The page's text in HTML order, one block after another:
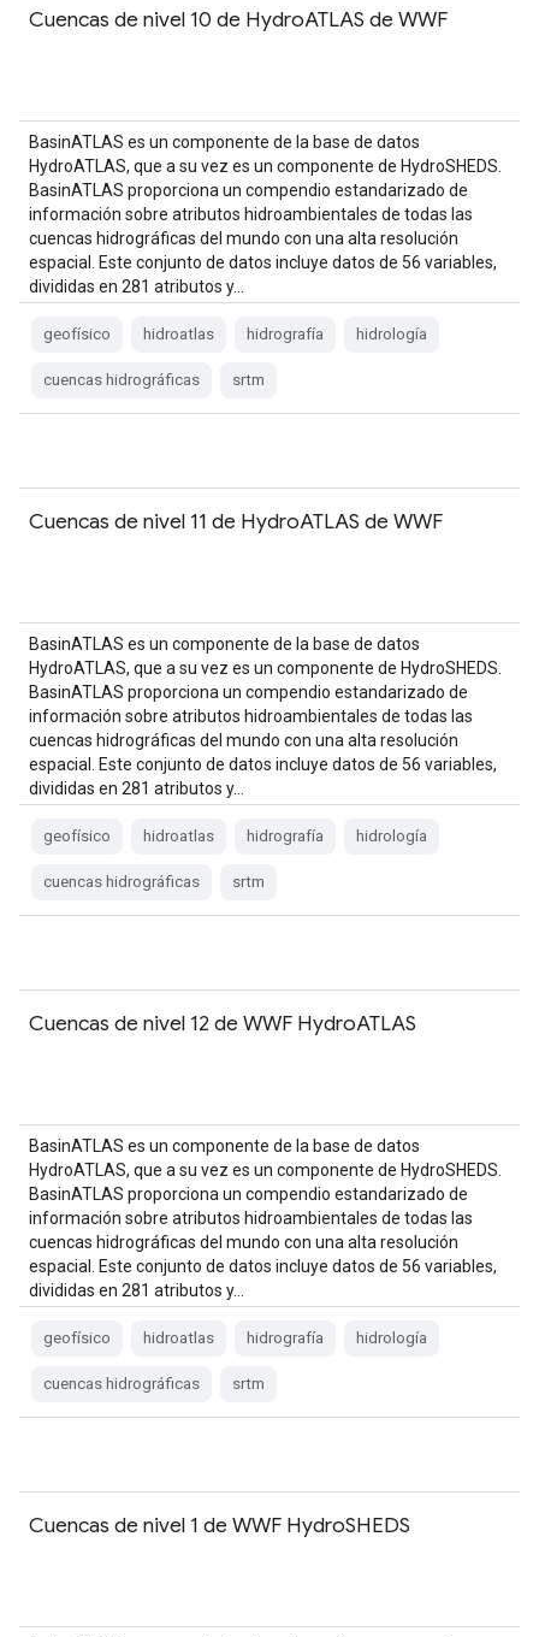
Cuencas de nivel 10 de HydroATLAS de WWF
BasinATLAS es un componente de la base de datos
HydroATLAS, que a su vez es un componente de HydroSHEDS.
BasinATLAS proporciona un compendio estandarizado de
información sobre atributos hidroambientales de todas las
cuencas hidrográficas del mundo con una alta resolución
espacial. Este conjunto de datos incluye datos de 56 variables,
divididas en 281 atributos y…
geofísico hidroatlas hidrografía hidrología
cuencas hidrográficas srtm
Cuencas de nivel 11 de HydroATLAS de WWF
BasinATLAS es un componente de la base de datos
HydroATLAS, que a su vez es un componente de HydroSHEDS.
BasinATLAS proporciona un compendio estandarizado de
información sobre atributos hidroambientales de todas las
cuencas hidrográficas del mundo con una alta resolución
espacial. Este conjunto de datos incluye datos de 56 variables,
divididas en 281 atributos y…
geofísico hidroatlas hidrografía hidrología
cuencas hidrográficas srtm
Cuencas de nivel 12 de WWF HydroATLAS
BasinATLAS es un componente de la base de datos
HydroATLAS, que a su vez es un componente de HydroSHEDS.
BasinATLAS proporciona un compendio estandarizado de
información sobre atributos hidroambientales de todas las
cuencas hidrográficas del mundo con una alta resolución
espacial. Este conjunto de datos incluye datos de 56 variables,
divididas en 281 atributos y…
geofísico hidroatlas hidrografía hidrología
cuencas hidrográficas srtm
Cuencas de nivel 1 de WWF HydroSHEDS